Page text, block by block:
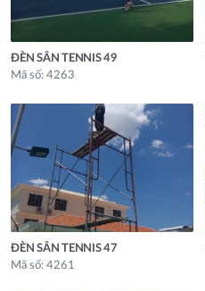
ĐÈN SÂN TENNIS 49
Mã số: 4263
ĐÈN SÂN TENNIS 47
Mã số: 4261